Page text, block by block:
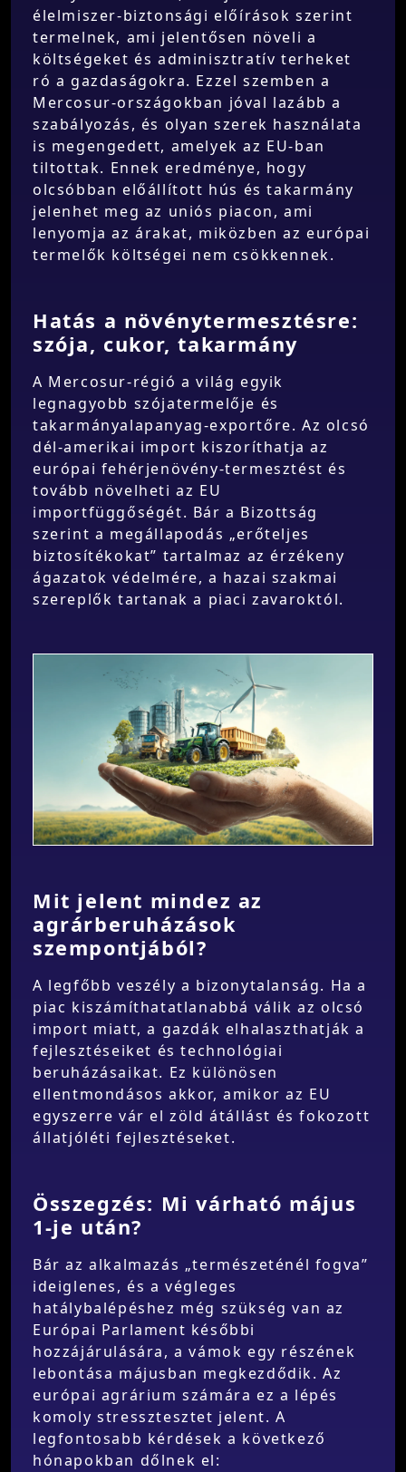
élelmiszer-biztonsági előírások szerint
termelnek, ami jelentősen növeli a
költségeket és adminisztratív terheket
ró a gazdaságokra. Ezzel szemben a
Mercosur-országokban jóval lazább a
szabályozás, és olyan szerek használata
is megengedett, amelyek az EU-ban
tiltottak. Ennek eredménye, hogy
olcsóbban előállított hús és takarmány
jelenhet meg az uniós piacon, ami
lenyomja az árakat, miközben az európai
termelők költségei nem csökkennek.
Hatás a növénytermesztésre:
szója, cukor, takarmány
A Mercosur-régió a világ egyik
legnagyobb szójatermelője és
takarmányalapanyag-exportőre. Az olcsó
dél-amerikai import kiszoríthatja az
európai fehérjenövény-termesztést és
tovább növelheti az EU
importfüggőségét. Bár a Bizottság
szerint a megállapodás „erőteljes
biztosítékokat” tartalmaz az érzékeny
ágazatok védelmére, a hazai szakmai
szereplők tartanak a piaci zavaroktól.
Mit jelent mindez az
agrárberuházások
szempontjából?
A legfőbb veszély a bizonytalanság. Ha a
piac kiszámíthatatlanabbá válik az olcsó
import miatt, a gazdák elhalaszthatják a
fejlesztéseiket és technológiai
beruházásaikat. Ez különösen
ellentmondásos akkor, amikor az EU
egyszerre vár el zöld átállást és fokozott
állatjóléti fejlesztéseket.
Összegzés: Mi várható május
1-je után?
Bár az alkalmazás „természeténél fogva”
ideiglenes, és a végleges
hatálybalépéshez még szükség van az
Európai Parlament későbbi
hozzájárulására, a vámok egy részének
lebontása májusban megkezdődik. Az
európai agrárium számára ez a lépés
komoly stressztesztet jelent. A
legfontosabb kérdések a következő
hónapokban dőlnek el: